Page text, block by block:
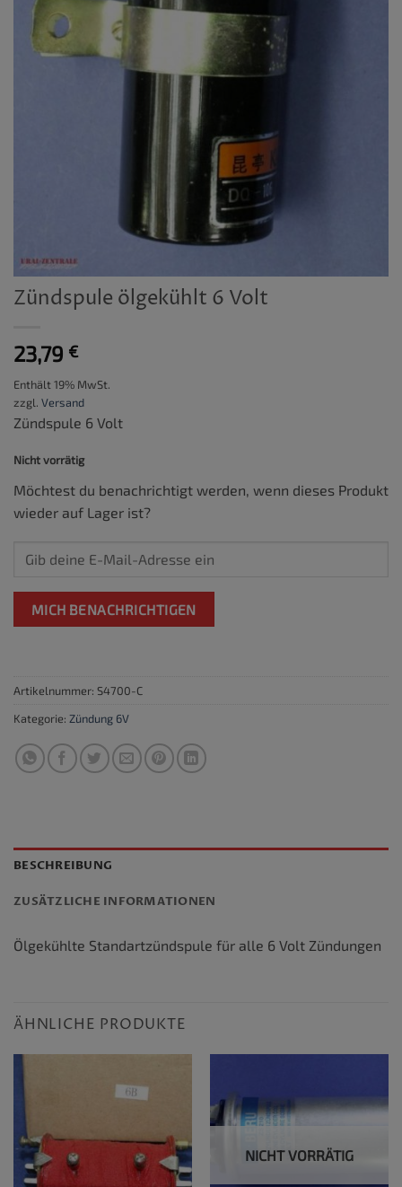
Zündspule ölgekühlt 6 Volt
23,79 €
Enthält 19% MwSt.
zzgl. Versand
Zündspule 6 Volt
Nicht vorrätig
Möchtest du benachrichtigt werden, wenn dieses Produkt
wieder auf Lager ist?
MICH BENACHRICHTIGEN
Artikelnummer: S4700-C
Kategorie: Zündung 6V
BESCHREIBUNG
ZUSÄTZLICHE INFORMATIONEN
Ölgekühlte Standartzündspule für alle 6 Volt Zündungen
ÄHNLICHE PRODUKTE
NICHT VORRÄTIG